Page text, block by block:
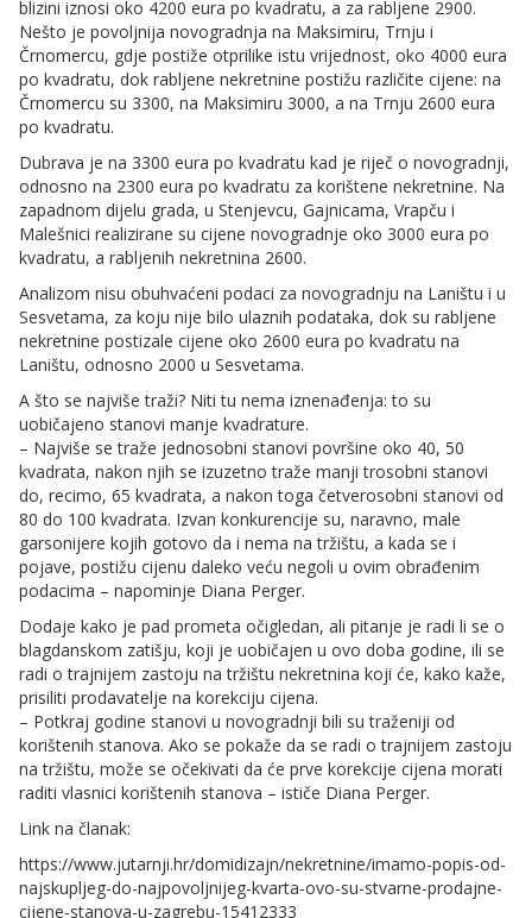
blizini iznosi oko 4200 eura po kvadratu, a za rabljene 2900.
Nešto je povoljnija novogradnja na Maksimiru, Trnju i
Črnomercu, gdje postiže otprilike istu vrijednost, oko 4000 eura
po kvadratu, dok rabljene nekretnine postižu različite cijene: na
Črnomercu su 3300, na Maksimiru 3000, a na Trnju 2600 eura
po kvadratu.
Dubrava je na 3300 eura po kvadratu kad je riječ o novogradnji,
odnosno na 2300 eura po kvadratu za korištene nekretnine. Na
zapadnom dijelu grada, u Stenjevcu, Gajnicama, Vrapču i
Malešnici realizirane su cijene novogradnje oko 3000 eura po
kvadratu, a rabljenih nekretnina 2600.
Analizom nisu obuhvaćeni podaci za novogradnju na Laništu i u
Sesvetama, za koju nije bilo ulaznih podataka, dok su rabljene
nekretnine postizale cijene oko 2600 eura po kvadratu na
Laništu, odnosno 2000 u Sesvetama.
A što se najviše traži? Niti tu nema iznenađenja: to su
uobičajeno stanovi manje kvadrature.
– Najviše se traže jednosobni stanovi površine oko 40, 50
kvadrata, nakon njih se izuzetno traže manji trosobni stanovi
do, recimo, 65 kvadrata, a nakon toga četverosobni stanovi od
80 do 100 kvadrata. Izvan konkurencije su, naravno, male
garsonijere kojih gotovo da i nema na tržištu, a kada se i
pojave, postižu cijenu daleko veću negoli u ovim obrađenim
podacima – napominje Diana Perger.
Dodaje kako je pad prometa očigledan, ali pitanje je radi li se o
blagdanskom zatišju, koji je uobičajen u ovo doba godine, ili se
radi o trajnijem zastoju na tržištu nekretnina koji će, kako kaže,
prisiliti prodavatelje na korekciju cijena.
– Potkraj godine stanovi u novogradnji bili su traženiji od
korištenih stanova. Ako se pokaže da se radi o trajnijem zastoju
na tržištu, može se očekivati da će prve korekcije cijena morati
raditi vlasnici korištenih stanova – ističe Diana Perger.
Link na članak:
https://www.jutarnji.hr/domidizajn/nekretnine/imamo-popis-od-
najskupljeg-do-najpovoljnijeg-kvarta-ovo-su-stvarne-prodajne-
cijene-stanova-u-zagrebu-15412333